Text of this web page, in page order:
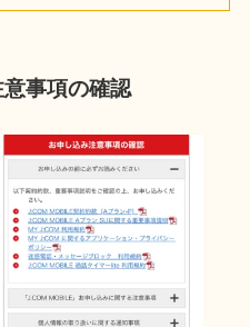
事項の確認